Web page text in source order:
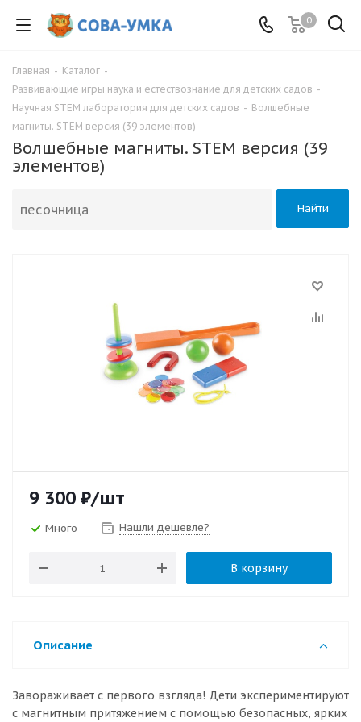
0
Главная - Каталог -
Развивающие игры наука и естествознание для детских садов -
Научная STEM лаборатория для детских садов - Волшебные
магниты. STEM версия (39 элементов)
Волшебные магниты. STEM версия (39
элементов)
Найти
9 300 ₽/шт
Много Нашли дешевле?
В корзину
Описание
Завораживает с первого взгляда! Дети экспериментируют
с магнитным притяжением с помощью безопасных, ярких